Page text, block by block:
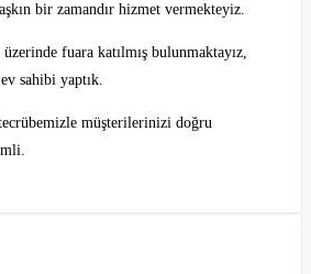
bir zamandır hizmet vermekteyiz.
fuara katılmış bulunmaktayız,
sahibi yaptık.
müşterilerinizi doğru